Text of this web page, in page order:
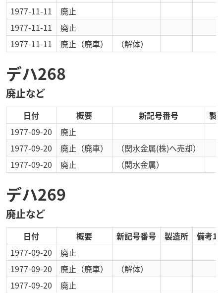
1977-11-11
廃止
1977-11-11
廃止
1977-11-11
廃止 （廃車） （解体）
デハ268
廃止など
日付 概要 新記号番号
製
1977-09-20
廃止
1977-09-20
廃止 （廃車）
（関水金属(株)へ売却）
1977-09-20
廃止 （関水金属）
デハ269
廃止など
日付 概要 新記号番号 製造所
備考1
1977-09-20
廃止
1977-09-20
廃止 （廃車）
（解体）
1977-09-20
廃止